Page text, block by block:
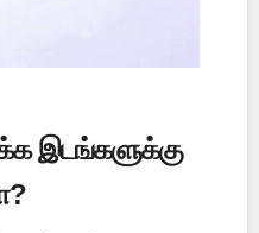
இடங்களுக்கு